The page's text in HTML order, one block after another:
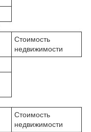
Стоимость
недвижимости
Стоимость
недвижимости